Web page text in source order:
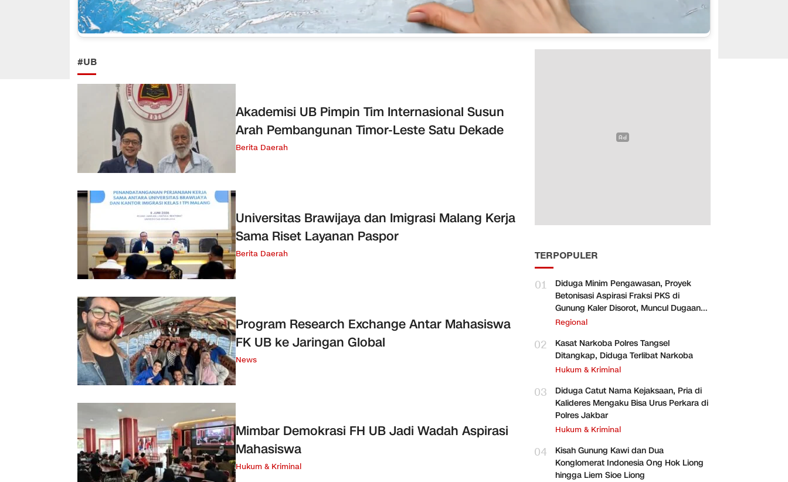
#UB
Akademisi UB Pimpin Tim Internasional Susun
Arah Pembangunan Timor-Leste Satu Dekade
Berita Daerah
Universitas Brawijaya dan Imigrasi Malang Kerja
Sama Riset Layanan Paspor
Berita Daerah
Program Research Exchange Antar Mahasiswa
FK UB ke Jaringan Global
News
Mimbar Demokrasi FH UB Jadi Wadah Aspirasi
Mahasiswa
Hukum & Kriminal
TERPOPULER
01
Diduga Minim Pengawasan, Proyek
Betonisasi Aspirasi Fraksi PKS di
Gunung Kaler Disorot, Muncul Dugaan
Pengurangan Volume
Regional
02
Kasat Narkoba Polres Tangsel
Ditangkap, Diduga Terlibat Narkoba
Hukum & Kriminal
03
Diduga Catut Nama Kejaksaan, Pria di
Kalideres Mengaku Bisa Urus Perkara di
Polres Jakbar
Hukum & Kriminal
04
Kisah Gunung Kawi dan Dua
Konglomerat Indonesia Ong Hok Liong
hingga Liem Sioe Liong